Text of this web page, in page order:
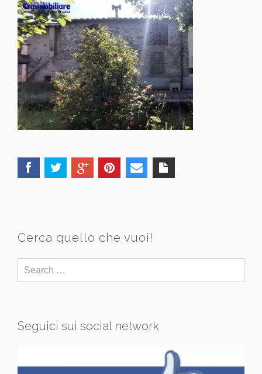
Cerca quello che vuoi!
Seguici sui social network